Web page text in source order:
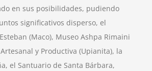
en sus posibilidades, pudiendo
significativos disperso, el
(Maco), Museo Ashpa Rimaini
y Productiva (Upianita), la
el Santuario de Santa Bárbara,